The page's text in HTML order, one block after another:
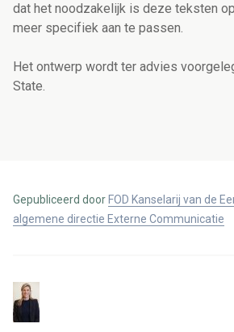
dat het noodzakelijk is deze teksten
meer specifiek aan te passen.
Het ontwerp wordt ter advies
State.
Gepubliceerd door FOD Kanselarij van de
algemene directie Externe Communicatie